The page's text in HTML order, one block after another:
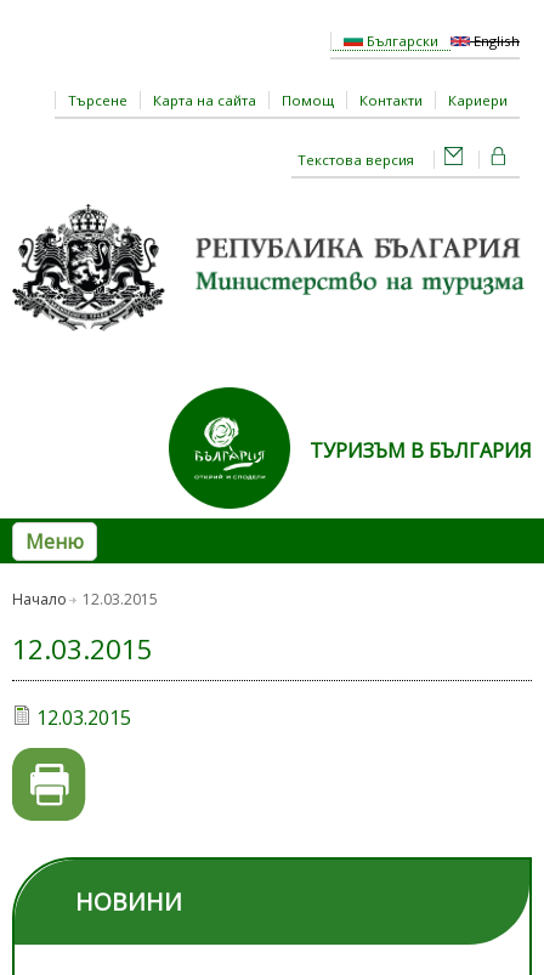
Български English
Търсене Карта на сайта Помощ Контакти Кариери
Текстова версия
ТУРИЗЪМ В БЪЛГАРИЯ
Меню
Начало 12.03.2015
12.03.2015
12.03.2015
НОВИНИ